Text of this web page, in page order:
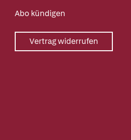
Abo kündigen
Vertrag widerrufen